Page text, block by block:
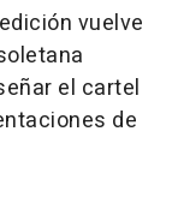
vuelve
el cartel
de